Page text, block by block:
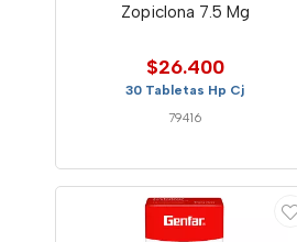
Zopiclona 7.5 Mg
$26.400
30 Tabletas Hp Cj
79416